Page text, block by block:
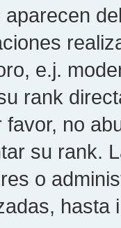
e.j.
rank
no
su rank.
o
hasta